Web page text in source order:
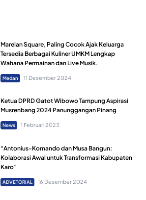
Marelan Square, Paling Cocok Ajak Keluarga
Tersedia Berbagai Kuliner UMKM Lengkap
Wahana Permainan dan Live Musik.
Medan 11 Desember 2024
Ketua DPRD Gatot Wibowo Tampung Aspirasi
Musrenbang 2024 Panunggangan Pinang
News 1 Februari 2023
“Antonius-Komando dan Musa Bangun:
Kolaborasi Awal untuk Transformasi Kabupaten
Karo”
ADVETORIAL 16 Desember 2024